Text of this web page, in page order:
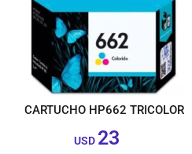
CARTUCHO HP662 TRICOLOR
USD 23